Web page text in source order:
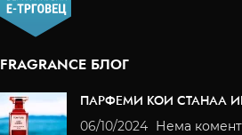
FRAGRANCE БЛОГ
ПАРФЕМИ КОИ СТАНАА
06/10/2024 Нема